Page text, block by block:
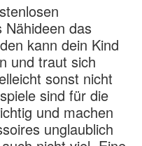
das
kann dein Kind
und traut sich
sonst nicht
sind für die
und machen
unglaublich